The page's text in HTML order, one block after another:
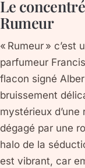
Le
Rumeur
« Rumeur »
parfumeur
flacon signé
bruissement
mystérieux d’une
dégagé par une
halo de la
est vibrant, car